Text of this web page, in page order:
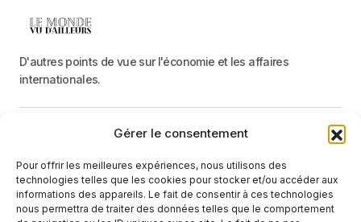
Gérer le consentement
Pour offrir les meilleures expériences, nous utilisons des
technologies telles que les cookies pour stocker et/ou accéder aux
informations des appareils. Le fait de consentir à ces technologies
nous permettra de traiter des données telles que le comportement
D'autres points de vue sur l'économie et les affaires
internationales.
Catégories